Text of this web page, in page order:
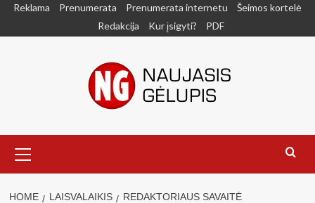
SkipReklama Prenumerata Prenumerata internetu
Šeimos kortelė
Redakcija
Kur įsigyti? PDF
Menu
HOME LAISVALAIKIS REDAKTORIAUS SAVAITĖ